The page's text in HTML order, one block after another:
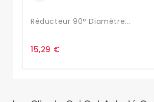
Réducteur 90° Diamètre...
15,29 €